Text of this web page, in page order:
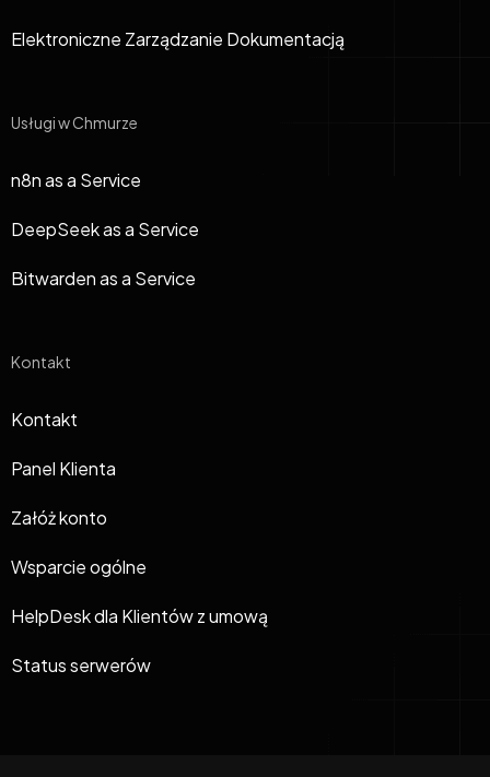
Elektroniczne Zarządzanie Dokumentacją
Usługi w Chmurze
n8n as a Service
DeepSeek as a Service
Bitwarden as a Service
Kontakt
Kontakt
Panel Klienta
Załóż konto
Wsparcie ogólne
HelpDesk dla Klientów z umową
Status serwerów